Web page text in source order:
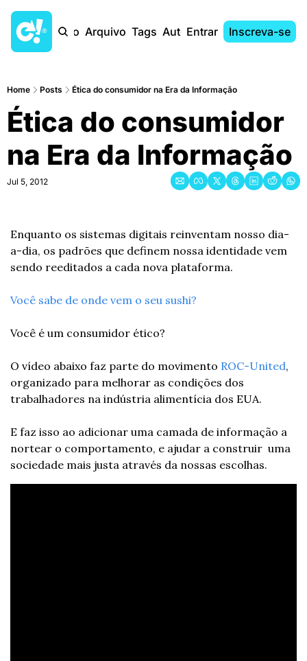
Início Arquivo Tags AutoresEntrar Inscreva-se
Home Posts Ética do consumidor na Era da Informação
Ética do consumidor
na Era da Informação
Jul 5, 2012
Enquanto os sistemas digitais reinventam nosso dia-
a-dia, os padrões que definem nossa identidade vem
sendo reeditados a cada nova plataforma.
Você sabe de onde vem o seu sushi?
Você é um consumidor ético?
O vídeo abaixo faz parte do movimento ROC-United,
organizado para melhorar as condições dos
trabalhadores na indústria alimentícia dos EUA.
E faz isso ao adicionar uma camada de informação a
nortear o comportamento, e ajudar a construir  uma
sociedade mais justa através da nossas escolhas.